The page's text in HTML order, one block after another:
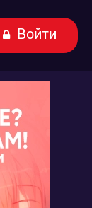
Войти